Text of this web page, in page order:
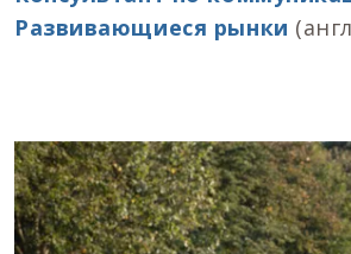
Развивающиеся рынки